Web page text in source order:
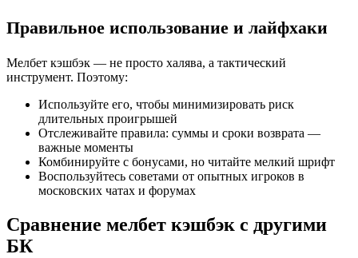
Правильное использование и лайфхаки
Мелбет кэшбэк — не просто халява, а тактический
инструмент. Поэтому:
Используйте его, чтобы минимизировать риск
длительных проигрышей
Отслеживайте правила: суммы и сроки возврата —
важные моменты
Комбинируйте с бонусами, но читайте мелкий шрифт
Воспользуйтесь советами от опытных игроков в
московских чатах и форумах
Сравнение мелбет кэшбэк с другими
БК